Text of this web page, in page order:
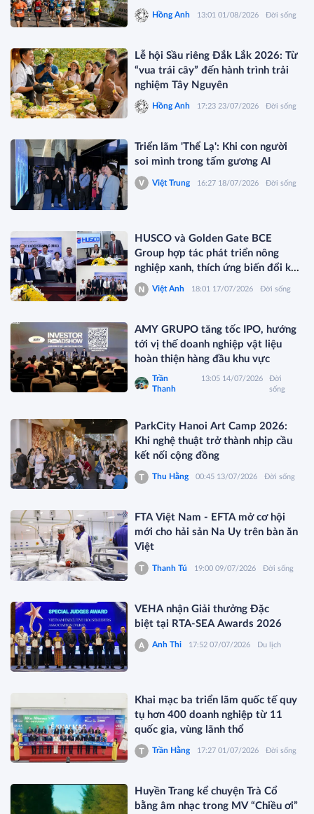
Hồng Anh 13:01 01/08/2026 Đời sống
Lễ hội Sầu riêng Đắk Lắk 2026: Từ
“vua trái cây” đến hành trình trải
nghiệm Tây Nguyên
Hồng Anh 17:23 23/07/2026 Đời sống
Triển lãm 'Thể Lạ': Khi con người
soi mình trong tấm gương AI
Việt Trung 16:27 18/07/2026 Đời sống
HUSCO và Golden Gate BCE
Group hợp tác phát triển nông
nghiệp xanh, thích ứng biến đổi khí
hậu
Việt Anh 18:01 17/07/2026 Đời sống
AMY GRUPO tăng tốc IPO, hướng
tới vị thế doanh nghiệp vật liệu
hoàn thiện hàng đầu khu vực
Trần
Thanh
13:05 14/07/2026
Đời
sống
ParkCity Hanoi Art Camp 2026:
Khi nghệ thuật trở thành nhịp cầu
kết nối cộng đồng
Thu Hằng 00:45 13/07/2026 Đời sống
FTA Việt Nam - EFTA mở cơ hội
mới cho hải sản Na Uy trên bàn ăn
Việt
Thanh Tú 19:00 09/07/2026 Đời sống
VEHA nhận Giải thưởng Đặc
biệt tại RTA-SEA Awards 2026
Anh Thi 17:52 07/07/2026 Du lịch
Khai mạc ba triển lãm quốc tế quy
tụ hơn 400 doanh nghiệp từ 11
quốc gia, vùng lãnh thổ
Trần Hằng 17:27 01/07/2026 Đời sống
Huyền Trang kể chuyện Trà Cổ
bằng âm nhạc trong MV “Chiều ơi”